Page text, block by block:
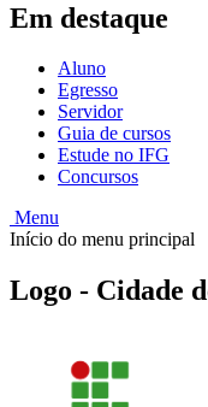
Em destaque
Aluno
Egresso
Servidor
Guia de cursos
Estude no IFG
Concursos
Menu
Início do menu principal
Logo - Cidade